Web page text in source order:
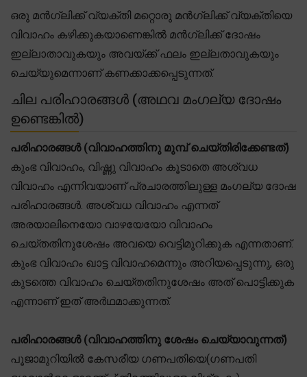
ഒരു മൻഗ്ലിക്ക് വ്യക്തി മറ്റൊരു മൻഗ്ലിക്ക് വ്യക്തിയെ
വിവാഹം കഴിക്കുകയാണെങ്കിൽ മൻഗ്ലിക്ക് ദോഷം
ഇല്ലാതാവുകയും അവയ്ക്ക് ഫലം ഇല്ലതാവുകയും
ചെയ്യുമെന്നാണ് കണക്കാക്കപ്പെടുന്നത്.
ചില പരിഹാരങ്ങൾ (അഥവ മംഗല്യ ദോഷം
ഉണ്ടെങ്കിൽ)
പരിഹാരങ്ങൾ (വിവാഹത്തിനു മുമ്പ് ചെയ്തിരിക്കേണ്ടത്)
കുംഭ വിവാഹം, വിഷ്ണു വിവാഹം കൂടാതെ അശ്വധ
വിവാഹം എന്നിവയാണ് പ്രചാരത്തിലുള്ള മംഗല്യ ദോഷ
പരിഹാരങ്ങൾ. അശ്വധ വിവാഹം എന്നത്
അരയാലിനെയോ വാഴയേയോ വിവാഹം
ചെയ്തതിനുശേഷം അവയെ വെട്ടിമുറിക്കുക എന്നതാണ്.
കുംഭ വിവാഹം ഖാട്ട വിവാഹമെന്നും അറിയപ്പെടുന്നു, ഒരു
കുടത്തെ വിവാഹം ചെയ്തതിനുശേഷം അത് പൊട്ടിക്കുക
എന്നാണ് ഇത് അർഥമാക്കുന്നത്.
പരിഹാരങ്ങൾ (വിവാഹത്തിനു ശേഷം ചെയ്യാവുന്നത്)
പൂജാമുറിയിൽ കേസരീയ ഗണപതിയെ(ഗണപതി